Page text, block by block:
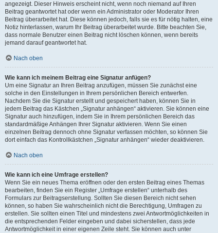
angezeigt. Dieser Hinweis erscheint nicht, wenn noch niemand auf Ihren
Beitrag geantwortet hat oder wenn ein Administrator oder Moderator Ihren
Beitrag überarbeitet hat. Diese können jedoch, falls sie es für nötig halten, eine
Notiz hinterlassen, warum Ihr Beitrag überarbeitet wurde. Bitte beachten Sie,
dass normale Benutzer einen Beitrag nicht löschen können, wenn bereits
jemand darauf geantwortet hat.
Nach oben
Wie kann ich meinem Beitrag eine Signatur anfügen?
Um eine Signatur an Ihren Beitrag anzufügen, müssen Sie zunächst eine
solche in den Einstellungen in Ihrem persönlichen Bereich entwerfen.
Nachdem Sie die Signatur erstellt und gespeichert haben, können Sie in
jedem Beitrag das Kästchen „Signatur anhängen“ aktivieren. Sie können eine
Signatur auch hinzufügen, indem Sie in Ihrem persönlichen Bereich das
standardmäßige Anhängen Ihrer Signatur aktivieren. Wenn Sie einen
einzelnen Beitrag dennoch ohne Signatur verfassen möchten, so können Sie
dort einfach das Kontrollkästchen „Signatur anhängen“ wieder deaktivieren.
Nach oben
Wie kann ich eine Umfrage erstellen?
Wenn Sie ein neues Thema eröffnen oder den ersten Beitrag eines Themas
bearbeiten, finden Sie ein Register „Umfrage erstellen“ unterhalb des
Formulars zur Beitragserstellung. Sollten Sie diesen Bereich nicht sehen
können, so haben Sie wahrscheinlich nicht die Berechtigung, Umfragen zu
erstellen. Sie sollten einen Titel und mindestens zwei Antwortmöglichkeiten in
die entsprechenden Felder eingeben und dabei sicherstellen, dass jede
Antwortmöglichkeit in einer eigenen Zeile steht. Sie können auch unter